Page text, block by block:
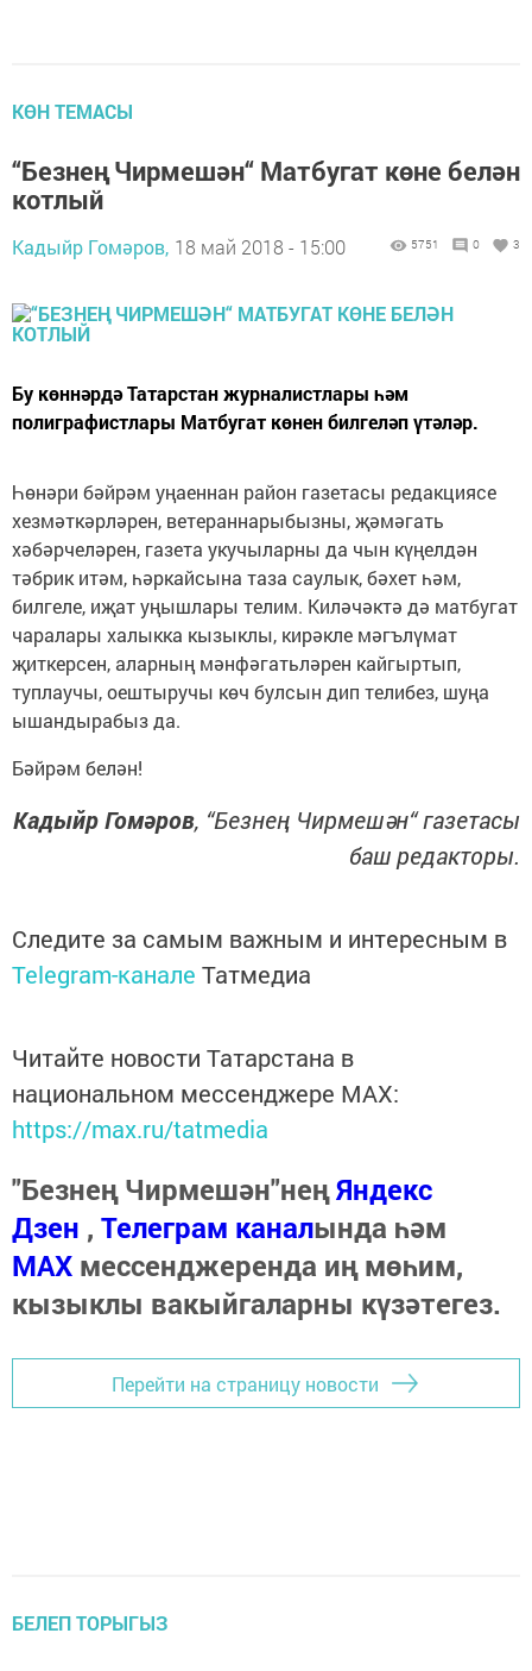
КӨН ТЕМАСЫ
“Безнең Чирмешән“ Матбугат көне белән
котлый
Кадыйр Гомәров, 18 май 2018 - 15:00 5751 0 3
Бу көннәрдә Татарстан журналистлары һәм
полиграфистлары Матбугат көнен билгеләп үтәләр.
Һөнәри бәйрәм уңаеннан район газетасы редакциясе
хезмәткәрләрен, ветераннарыбызны, җәмәгать
хәбәрчеләрен, газета укучыларны да чын күңелдән
тәбрик итәм, һәркайсына таза саулык, бәхет һәм,
билгеле, иҗат уңышлары телим. Киләчәктә дә матбугат
чаралары халыкка кызыклы, кирәкле мәгълүмат
җиткерсен, аларның мәнфәгатьләрен кайгыртып,
туплаучы, оештыручы көч булсын дип телибез, шуңа
ышандырабыз да.
Бәйрәм белән!
Кадыйр Гомәров, “Безнең Чирмешән“ газетасы
баш редакторы.
Следите за самым важным и интересным в
Telegram-канале Татмедиа
Читайте новости Татарстана в
национальном мессенджере MАХ:
https://max.ru/tatmedia
"Безнең Чирмешән"неңЯндекс
Дзен , Телеграм каналында һәм
МАХ мессенджеренда иң мөһим,
кызыклы вакыйгаларны күзәтегез.
Перейти на страницу новости
БЕЛЕП ТОРЫГЫЗ